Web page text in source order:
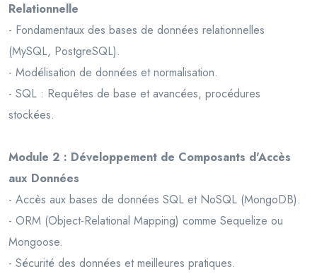
Relationnelle
- Fondamentaux des bases de données relationnelles
(MySQL, PostgreSQL).
- Modélisation de données et normalisation.
- SQL : Requêtes de base et avancées, procédures
stockées.
Module 2 : Développement de Composants d'Accès
aux Données
- Accès aux bases de données SQL et NoSQL (MongoDB).
- ORM (Object-Relational Mapping) comme Sequelize ou
Mongoose.
- Sécurité des données et meilleures pratiques.